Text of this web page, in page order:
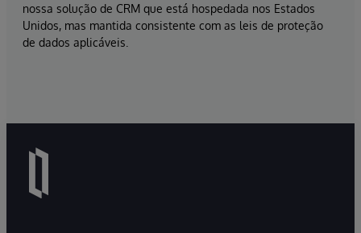
nossa solução de CRM que está hospedada nos Estados
Unidos, mas mantida consistente com as leis de proteção
de dados aplicáveis.